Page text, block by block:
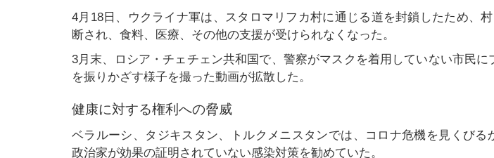
4月18日、ウクライナ軍は、スタロマリフカ村に通じる道を封鎖したため、
断され、食料、医療、その他の支援が受けられなくなった。
3月末、ロシア・チェチェン共和国で、警察がマスクを着用していない市民に
を振りかざす様子を撮った動画が拡散した。
健康に対する権利への脅威
ベラルーシ、タジキスタン、トルクメニスタンでは、コロナ危機を見くびる
政治家が効果の証明されていない感染対策を勧めていた。